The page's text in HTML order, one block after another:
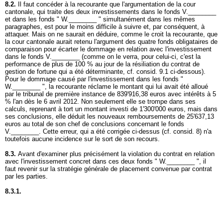
8.2. Il faut concéder à la recourante que l'argumentation de la cour
cantonale, qui traite des deux investissements dans le fonds V.________
et dans les fonds " W.________ " simultanément dans les mêmes
paragraphes, est pour le moins difficile à suivre et, par conséquent, à
attaquer. Mais on ne saurait en déduire, comme le croit la recourante, que
la cour cantonale aurait retenu l'argument des quatre fonds obligataires de
comparaison pour écarter le dommage en relation avec l'investissement
dans le fonds V.________ (comme on le verra, pour celui-ci, c'est la
performance de plus de 100 % au jour de la résiliation du contrat de
gestion de fortune qui a été déterminante, cf. consid. 9.1 ci-dessous).
Pour le dommage causé par l'investissement dans les fonds "
W.________ ", la recourante réclame le montant qui lui avait été alloué
par le tribunal de première instance de 839'916,38 euros avec intérêts à 5
% l'an dès le 6 avril 2012. Non seulement elle se trompe dans ses
calculs, reprenant à tort un montant investi de 1'300'000 euros, mais dans
ses conclusions, elle déduit les nouveaux remboursements de 25'637,13
euros au total de son chef de conclusions concernant le fonds
V.________. Cette erreur, qui a été corrigée ci-dessus (cf. consid. 8) n'a
toutefois aucune incidence sur le sort de son recours.
8.3. Avant d'examiner plus précisément la violation du contrat en relation
avec l'investissement concret dans ces deux fonds " W.________ ", il
faut revenir sur la stratégie générale de placement convenue par contrat
par les parties.
8.3.1.